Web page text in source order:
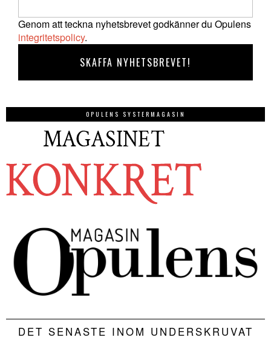
Genom att teckna nyhetsbrevet godkänner du Opulens
integritetspolicy.
OPULENS SYSTERMAGASIN
DET SENASTE INOM UNDERSKRUVAT